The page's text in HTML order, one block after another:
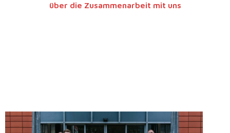
über die Zusammenarbeit mit uns